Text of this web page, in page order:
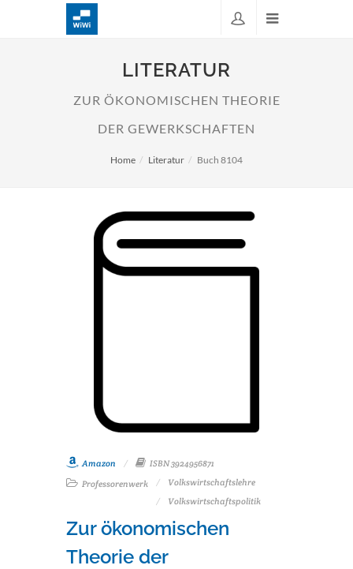
LITERATUR
ZUR ÖKONOMISCHEN THEORIE
DER GEWERKSCHAFTEN
Home Literatur Buch 8104
Amazon
ISBN 3924956871
Professorenwerk
Volkswirtschaftslehre
Volkswirtschaftspolitik
Zur ökonomischen
Theorie der